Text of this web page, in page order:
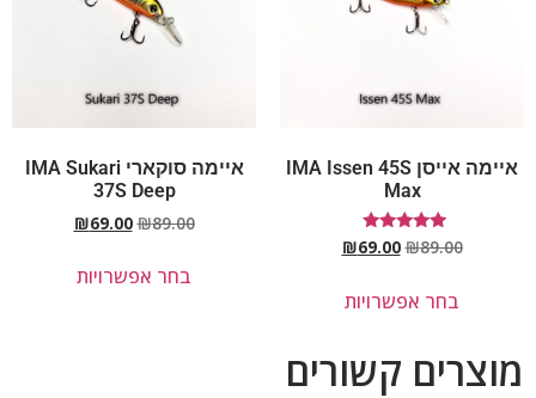
איימה אייסן IMA Issen 45S
Max
דורג
5.00
₪89.00
₪69.00
בחר אפשרויות
איימה סוקארי IMA Sukari
37S Deep
₪89.00
₪69.00
בחר אפשרויות
מוצרים קשורים